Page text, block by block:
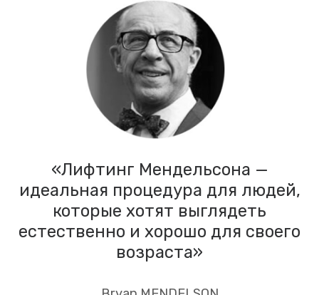
Укажите номер телефона*
Отправить
Нажимая на кнопку «Отправить», я подтверждаю
свое согласие на обработку персональных данных
(ФИО, телефон) в соответствии с Федеральным
законом от 27.07.2006 г. № 152-ФЗ
«Политика обработки персональных данных»